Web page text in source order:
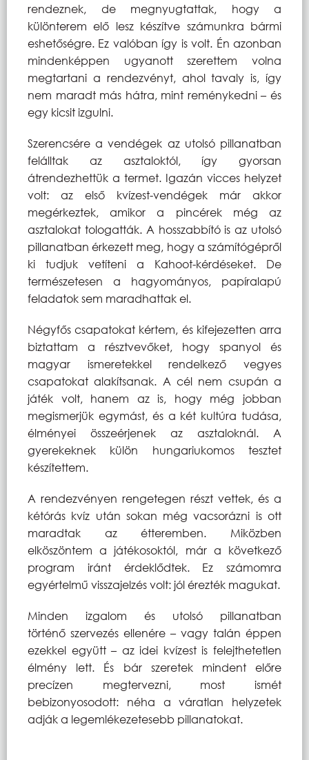
rendeznek, de megnyugtattak, hogy a
különterem elő lesz készítve számunkra bármi
eshetőségre. Ez valóban így is volt. Én azonban
mindenképpen ugyanott szerettem volna
megtartani a rendezvényt, ahol tavaly is, így
nem maradt más hátra, mint reménykedni – és
egy kicsit izgulni.
Szerencsére a vendégek az utolsó pillanatban
felálltak az asztaloktól, így gyorsan
átrendezhettük a termet. Igazán vicces helyzet
volt: az első kvízest-vendégek már akkor
megérkeztek, amikor a pincérek még az
asztalokat tologatták. A hosszabbító is az utolsó
pillanatban érkezett meg, hogy a számítógépről
ki tudjuk vetíteni a Kahoot-kérdéseket. De
természetesen a hagyományos, papíralapú
feladatok sem maradhattak el.
Négyfős csapatokat kértem, és kifejezetten arra
biztattam a résztvevőket, hogy spanyol és
magyar ismeretekkel rendelkező vegyes
csapatokat alakítsanak. A cél nem csupán a
játék volt, hanem az is, hogy még jobban
megismerjük egymást, és a két kultúra tudása,
élményei összeérjenek az asztaloknál. A
gyerekeknek külön hungariukomos tesztet
készítettem.
A rendezvényen rengetegen részt vettek, és a
kétórás kvíz után sokan még vacsorázni is ott
maradtak az étteremben. Miközben
elköszöntem a játékosoktól, már a következő
program iránt érdeklődtek. Ez számomra
egyértelmű visszajelzés volt: jól érezték magukat.
Minden izgalom és utolsó pillanatban
történő szervezés ellenére – vagy talán éppen
ezekkel együtt – az idei kvízest is felejthetetlen
élmény lett. És bár szeretek mindent előre
precízen megtervezni, most ismét
bebizonyosodott: néha a váratlan helyzetek
adják a legemlékezetesebb pillanatokat.